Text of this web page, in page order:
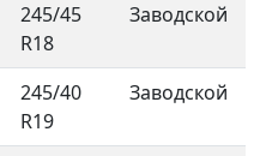
245/45
R18
Заводской
245/40
R19
Заводской